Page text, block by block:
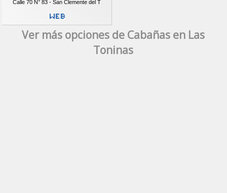
Calle 70 N° 83 - San Clemente del T
Ver más opciones de Cabañas en Las
Toninas